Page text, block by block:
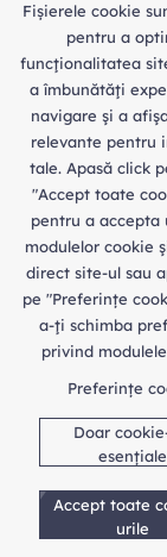
An
Fișierele cookie
pentru a
funcţionalitatea
a îmbunătăţi
navigare şi a
relevante pentru
tale. Apasă click
"Accept toate
pentru a accepta
modulelor cookie
direct site-ul sau
pe "Preferințe
a-ţi schimba
privind
Preferințe
Doar
esențiale
Accept toate
urile